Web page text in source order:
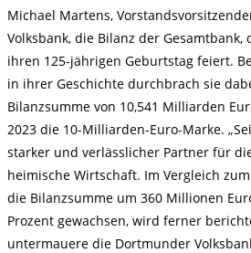
Michael Martens,
Volksbank, die Bilanz der Gesamtbank,
ihren 125-jährigen Geburtstag feiert.
in ihrer Geschichte durchbrach sie
Bilanzsumme von 10,541 Milliarden
2023 die 10-Milliarden-Euro-Marke.
starker und verlässlicher Partner für
heimische Wirtschaft. Im Vergleich
die Bilanzsumme um 360 Millionen
Prozent gewachsen, wird ferner
untermauere die Dortmunder